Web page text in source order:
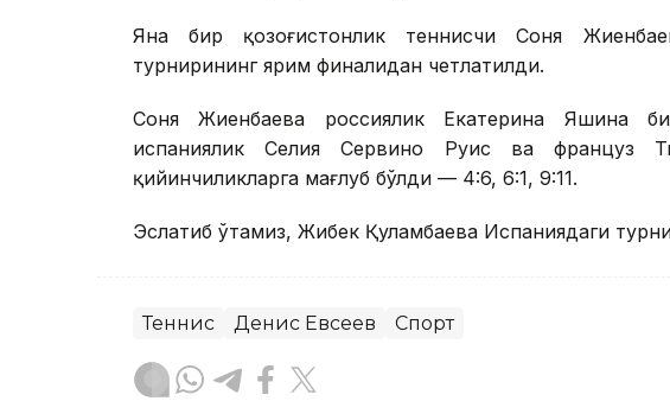
Яна бир қозоғистонлик теннисчи Соня
турнирининг ярим финалидан четлатилди.
Соня Жиенбаева россиялик Екатерина Яшина
испаниялик Селия Сервино Руис ва француз
қийинчиликларга мағлуб бўлди — 4:6, 6:1, 9:11.
Эслатиб ўтамиз, Жибек Қуламбаева Испаниядаги
Теннис Денис Евсеев Спорт